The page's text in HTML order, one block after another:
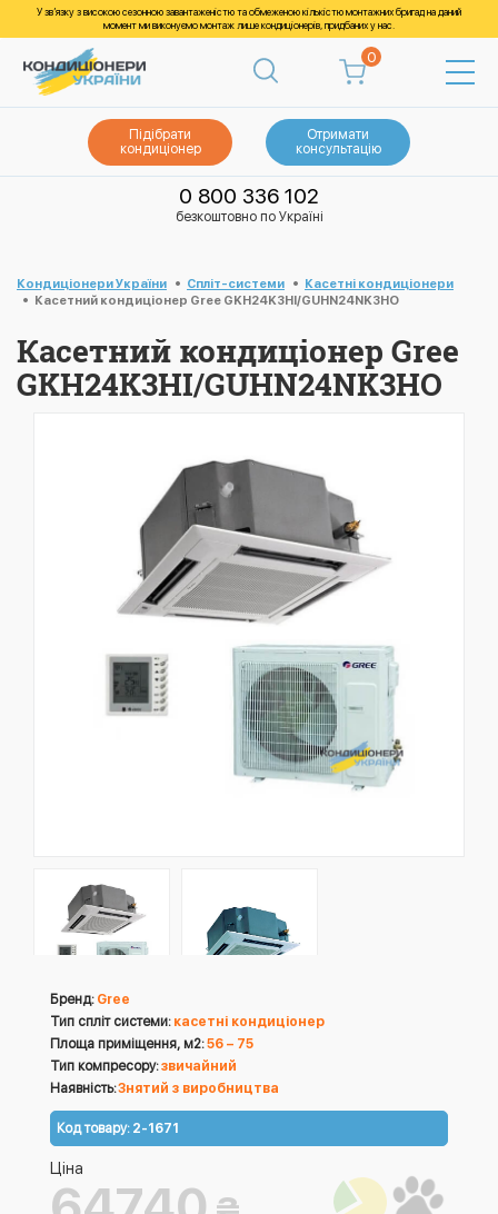
У зв’язку з високою сезонною завантаженістю та обмеженою кількістю монтажних бригад на даний
момент ми виконуємо монтаж лише кондиціонерів, придбаних у нас.
0
Підібрати
кондиціонер
Отримати
консультацію
0 800 336 102
безкоштовно по Україні
Кондиціонери України Спліт-системи
Касетні кондиціонери
Касетний кондиціонер Gree GKH24K3HI/GUHN24NK3HO
Касетний кондиціонер Gree
GKH24K3HI/GUHN24NK3HO
Бренд: Gree
Тип спліт системи: касетні кондиціонер
Площа приміщення, м2:56 – 75
Тип компресору:звичайний
Наявність:Знятий з виробництва
Код товару: 2-1671
Ціна